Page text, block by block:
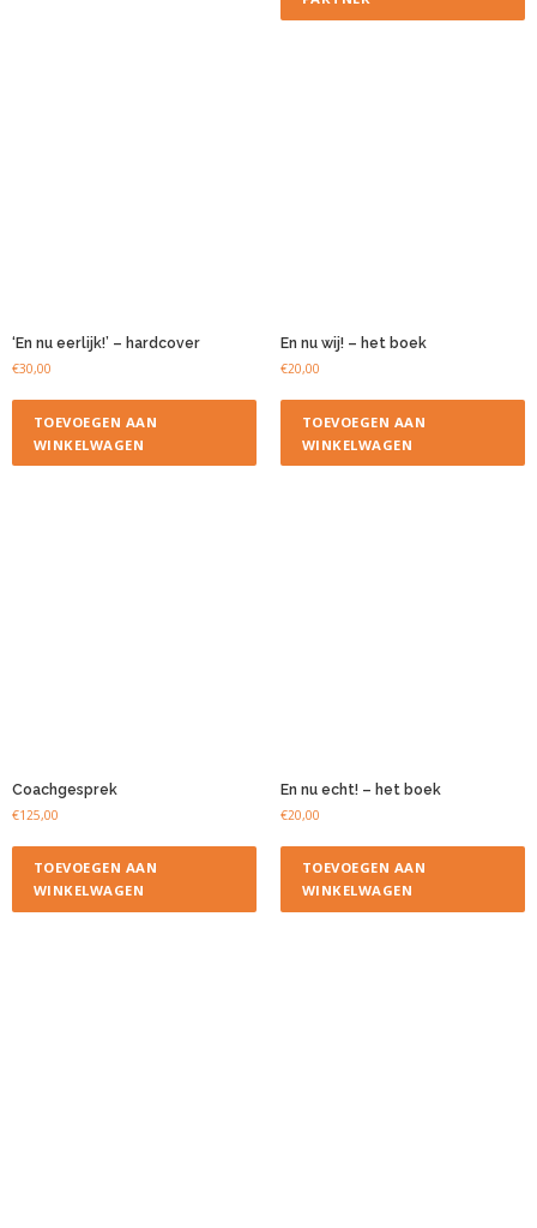
‘En nu eerlijk!’ – hardcover
€30,00
TOEVOEGEN AAN
WINKELWAGEN
En nu wij! – het boek
€20,00
TOEVOEGEN AAN
WINKELWAGEN
Coachgesprek
€125,00
TOEVOEGEN AAN
WINKELWAGEN
En nu echt! – het boek
€20,00
TOEVOEGEN AAN
WINKELWAGEN